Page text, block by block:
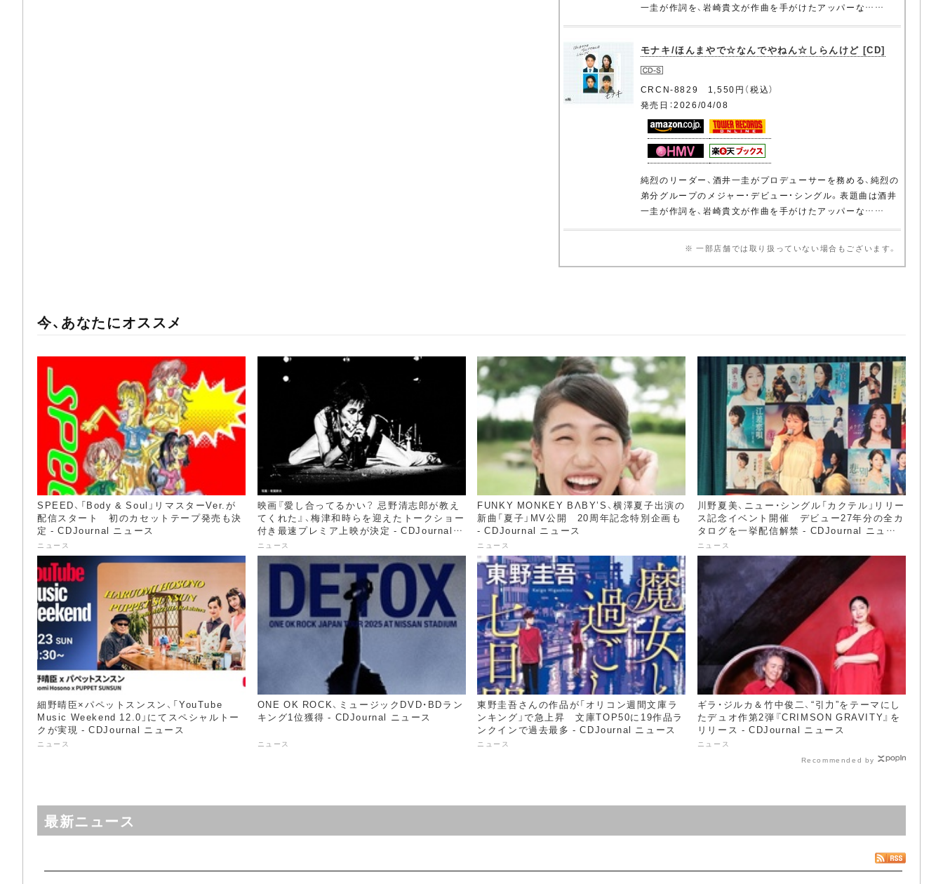
一圭が作詞を、岩崎貴文が作曲を手がけたアッパーな……
モナキ/ほんまやで☆なんでやねん☆しらんけど [CD]
CRCN-8829 1,550円（税込）
発売日：2026/04/08
純烈のリーダー、酒井一圭がプロデューサーを務める、純烈の
弟分グループのメジャー・デビュー・シングル。表題曲は酒井
一圭が作詞を、岩崎貴文が作曲を手がけたアッパーな……
※ 一部店舗では取り扱っていない場合もございます。
今、あなたにオススメ
SPEED、「Body & Soul」リマスターVer.が
配信スタート 初のカセットテープ発売も決
定 - CDJournal ニュース
ニュース
映画『愛し合ってるかい？ 忌野清志郎が教え
てくれた』、梅津和時らを迎えたトークショー
付き最速プレミア上映が決定 - CDJournal
ニュース
ニュース
FUNKY MONKEY BΛBY’S、横澤夏子出演の
新曲「夏子」MV公開 20周年記念特別企画も
- CDJournal ニュース
ニュース
川野夏美、ニュー・シングル「カクテル」リリー
ス記念イベント開催 デビュー27年分の全カ
タログを一挙配信解禁 - CDJournal ニュー
ス
ニュース
細野晴臣×パペットスンスン、「YouTube
Music Weekend 12.0」にてスペシャルトー
クが実現 - CDJournal ニュース
ニュース
ONE OK ROCK、ミュージックDVD・BDラン
キング1位獲得 - CDJournal ニュース
ニュース
東野圭吾さんの作品が「オリコン週間文庫ラ
ンキング」で急上昇​ 文庫TOP50に19作品ラ
ンクインで過去最多 - CDJournal ニュース
ニュース
ギラ・ジルカ＆竹中俊二、“引力”をテーマにし
たデュオ作第2弾『CRIMSON GRAVITY』を
リリース - CDJournal ニュース
ニュース
Recommended by
最新ニュース